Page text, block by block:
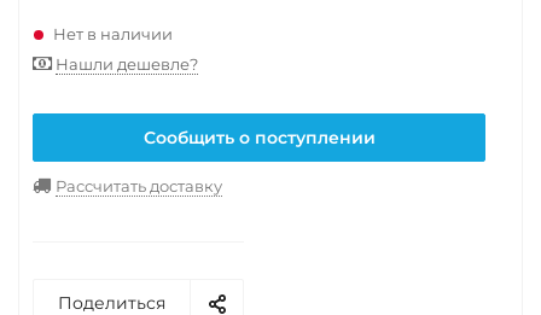
Нет в наличии
Нашли дешевле?
Сообщить о поступлении
Рассчитать доставку
Поделиться